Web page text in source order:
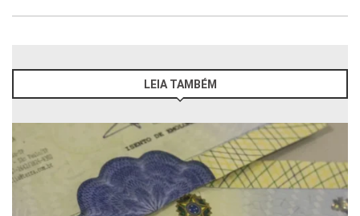
LEIA TAMBÉM